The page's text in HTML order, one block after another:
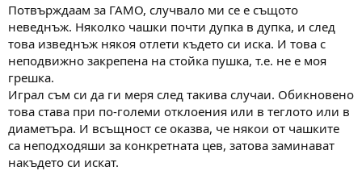
Потвърждаам за ГАМО, случвало ми се е същото
неведнъж. Няколко чашки почти дупка в дупка, и след
това изведнъж някоя отлети където си иска. И това с
неподвижно закрепена на стойка пушка, т.е. не е моя
грешка.
Играл съм си да ги меря след такива случаи. Обикновено
това става при по-големи отклоения или в теглото или в
диаметъра. И всъщност се оказва, че някои от чашките
са неподходяши за конкретната цев, затова заминават
накъдето си искат.